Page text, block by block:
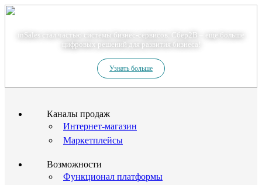
inSales стал частью системы бизнес-сервисов. Сбер2В – еще больше
цифровых решений для развития бизнеса!
Узнать больше
Каналы продаж
Интернет-магазин
Маркетплейсы
Возможности
Функционал платформы